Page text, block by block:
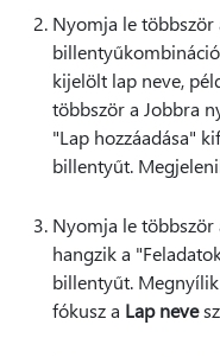
Nyomja le
kijelölt lap neve,
többször a Jobbra
"Lap hozzáadása"
billentyűt.
Nyomja le többször
hangzik a
billentyűt.
fókusz a Lap neve